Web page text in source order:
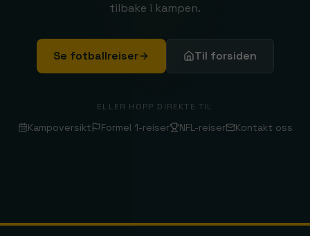
tilbake i kampen.
Se fotballreiser Til forsiden
ELLER HOPP DIREKTE TIL
Kampoversikt Formel 1-reiser NFL-reiser Kontakt oss